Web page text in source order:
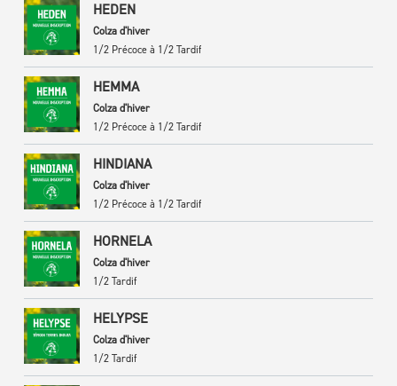
HEDEN
Colza d'hiver
1/2 Précoce à 1/2 Tardif
HEMMA
Colza d'hiver
1/2 Précoce à 1/2 Tardif
HINDIANA
Colza d'hiver
1/2 Précoce à 1/2 Tardif
HORNELA
Colza d'hiver
1/2 Tardif
HELYPSE
Colza d'hiver
1/2 Tardif